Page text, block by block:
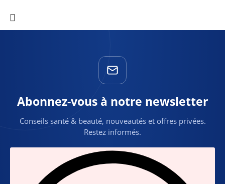
Abonnez-vous à notre newsletter
Conseils santé & beauté, nouveautés et offres privées.
Restez informés.